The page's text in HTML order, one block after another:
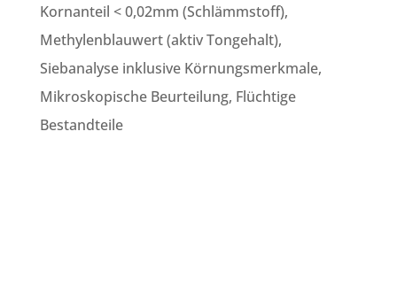
Kornanteil < 0,02mm (Schlämmstoff),
Methylenblauwert (aktiv Tongehalt),
Siebanalyse inklusive Körnungsmerkmale,
Mikroskopische Beurteilung, Flüchtige
Bestandteile